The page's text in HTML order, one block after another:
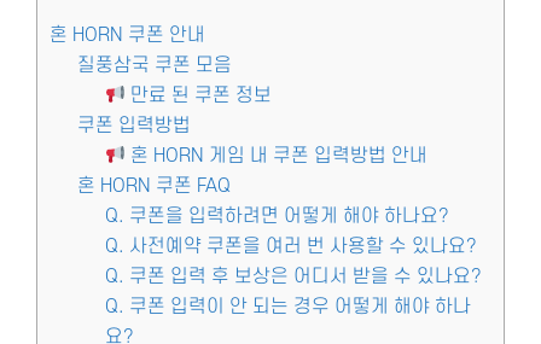
혼 HORN 쿠폰 안내
질풍삼국 쿠폰 모음
만료 된 쿠폰 정보
쿠폰 입력방법
혼 HORN 게임 내 쿠폰 입력방법 안내
혼 HORN 쿠폰 FAQ
Q. 쿠폰을 입력하려면 어떻게 해야 하나요?
Q. 사전예약 쿠폰을 여러 번 사용할 수 있나요?
Q. 쿠폰 입력 후 보상은 어디서 받을 수 있나요?
Q. 쿠폰 입력이 안 되는 경우 어떻게 해야 하나
요?